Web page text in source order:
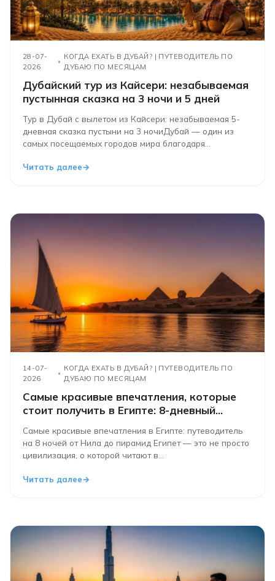
28-07-
2026
КОГДА ЕХАТЬ В ДУБАЙ? | ПУТЕВОДИТЕЛЬ ПО
ДУБАЮ ПО МЕСЯЦАМ
Дубайский тур из Кайсери: незабываемая
пустынная сказка на 3 ночи и 5 дней
Тур в Дубай с вылетом из Кайсери: незабываемая 5-
дневная сказка пустыни на 3 ночиДубай — один из
самых посещаемых городов мира благодаря...
Читать далее
14-07-
2026
КОГДА ЕХАТЬ В ДУБАЙ? | ПУТЕВОДИТЕЛЬ ПО
ДУБАЮ ПО МЕСЯЦАМ
Самые красивые впечатления, которые
стоит получить в Египте: 8-дневный
Самые красивые впечатления в Египте: путеводитель
на 8 ночей от Нила до пирамид Египет — это не просто
цивилизация, о которой читают в...
Читать далее